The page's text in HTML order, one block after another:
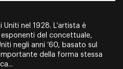
nel 1928. L’artista è
del concettuale,
negli anni ’60, basato sul
della forma stessa